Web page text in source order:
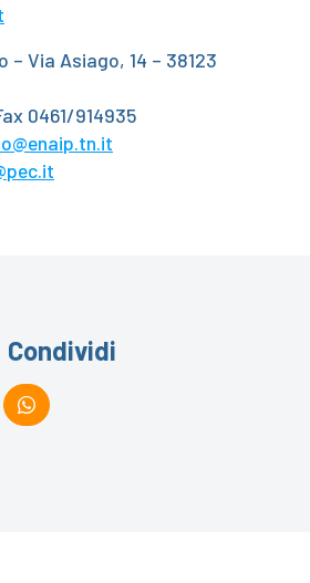
– Via Asiago, 14 – 38123
0461/914935
Condividi